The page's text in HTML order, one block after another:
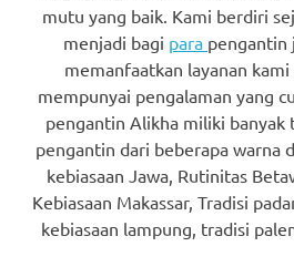
here
replica
watches.
favorite
replica
mutu yang baik. Kami berdiri
menjadi bagi para pengantin
memanfaatkan layanan
mempunyai pengalaman yang
pengantin Alikha miliki banyak
pengantin dari beberapa warna
kebiasaan Jawa, Rutinitas
Kebiasaan Makassar, Tradisi
kebiasaan lampung, tradisi